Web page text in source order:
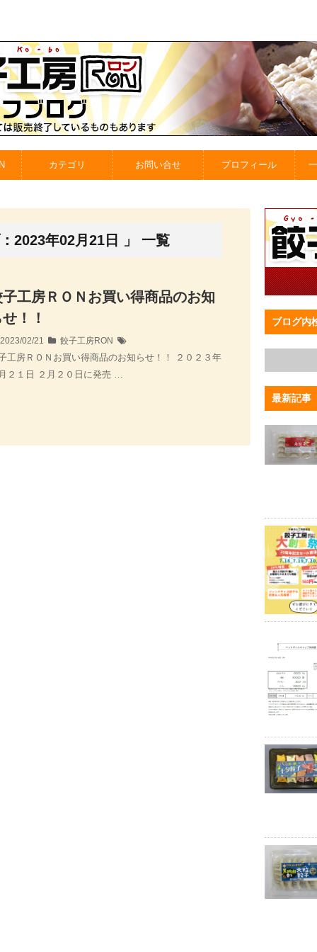
カテゴリ お問い合せ プロフィール
2023年02月21日 」 一覧
子工房ＲＯＮお買い得商品のお知
！！
02/21 餃子工房RON
工房ＲＯＮお買い得商品のお知らせ！！ ２０２３年
２１日 ２月２０日に発売 …
ブログ内
最新記事